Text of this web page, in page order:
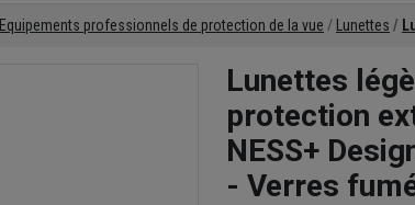
Equipements professionnels de protection de la vue Lunettes
Lunettes
protection
NESS+
- Verres